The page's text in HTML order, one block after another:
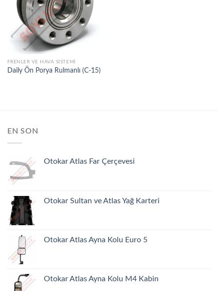
LISTEME
EKLE
FRENLER VE HAVA SISTEMI
Daily Ön Porya Rulmanlı (C-15)
EN SON
Otokar Atlas Far Çerçevesi
Otokar Sultan ve Atlas Yağ Karteri
Otokar Atlas Ayna Kolu Euro 5
Otokar Atlas Ayna Kolu M4 Kabin